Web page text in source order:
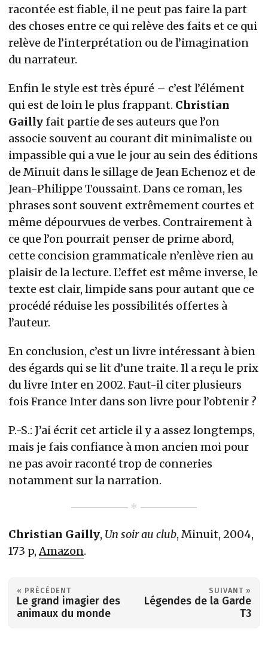
racontée est fiable, il ne peut pas faire la part
des choses entre ce qui relève des faits et ce qui
relève de l’interprétation ou de l’imagination
du narrateur.
Enfin le style est très épuré – c’est l’élément
qui est de loin le plus frappant. Christian
Gailly fait partie de ses auteurs que l’on
associe souvent au courant dit minimaliste ou
impassible qui a vue le jour au sein des éditions
de Minuit dans le sillage de Jean Echenoz et de
Jean-Philippe Toussaint. Dans ce roman, les
phrases sont souvent extrêmement courtes et
même dépourvues de verbes. Contrairement à
ce que l’on pourrait penser de prime abord,
cette concision grammaticale n’enlève rien au
plaisir de la lecture. L’effet est même inverse, le
texte est clair, limpide sans pour autant que ce
procédé réduise les possibilités offertes à
l’auteur.
En conclusion, c’est un livre intéressant à bien
des égards qui se lit d’une traite. Il a reçu le prix
du livre Inter en 2002. Faut-il citer plusieurs
fois France Inter dans son livre pour l’obtenir ?
P.-S.: J’ai écrit cet article il y a assez longtemps,
mais je fais confiance à mon ancien moi pour
ne pas avoir raconté trop de conneries
notamment sur la narration.
Christian Gailly, Un soir au club, Minuit, 2004,
173 p,Amazon.
« PRÉCÉDENT
Le grand imagier des
animaux du monde
SUIVANT »
Légendes de la Garde
T3